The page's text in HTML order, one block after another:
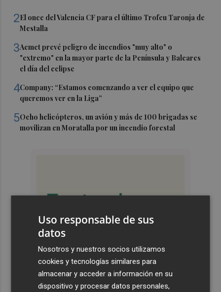
2El once del Valencia CF para el último Trofeu Taronja de
Mestalla
3Aemet prevé peligro de incendios "muy alto" o
"extremo" en la mayor parte de la Península y Baleares
el día del eclipse
4Company: “Estamos comenzando a ver el equipo que
queremos ver en la Liga”
5Ocho helicópteros, un avión y más de 100 brigadas se
movilizan en Moratalla por un incendio forestal
Uso responsable de sus
datos
Nosotros y nuestros socios utilizamos
cookies y tecnologías similares para
almacenar y acceder a información en su
dispositivo y procesar datos personales,